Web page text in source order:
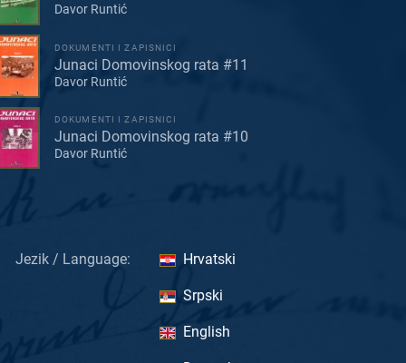
Davor Runtić
DOKUMENTI I ZAPISNICI
Junaci Domovinskog rata #11
Davor Runtić
DOKUMENTI I ZAPISNICI
Junaci Domovinskog rata #10
Davor Runtić
Jezik / Language: Hrvatski
Srpski
English